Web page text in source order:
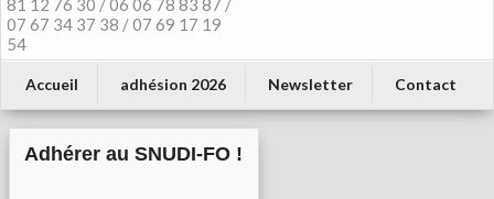
81 12 76 30 / 06 06 78 83 87 /
07 67 34 37 38 / 07 69 17 19
54
Accueil adhésion 2026 Newsletter Contact
Adhérer au SNUDI-FO !